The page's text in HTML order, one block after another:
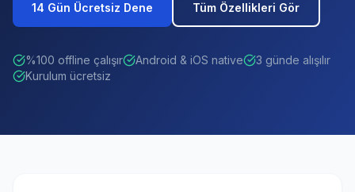
14 Gün Ücretsiz Dene Tüm Özellikleri Gör
%100 offline çalışır Android & iOS native
3 günde alışılır
Kurulum ücretsiz